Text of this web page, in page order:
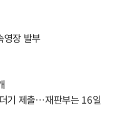
영장 발부
기 제출…재판부는 16일